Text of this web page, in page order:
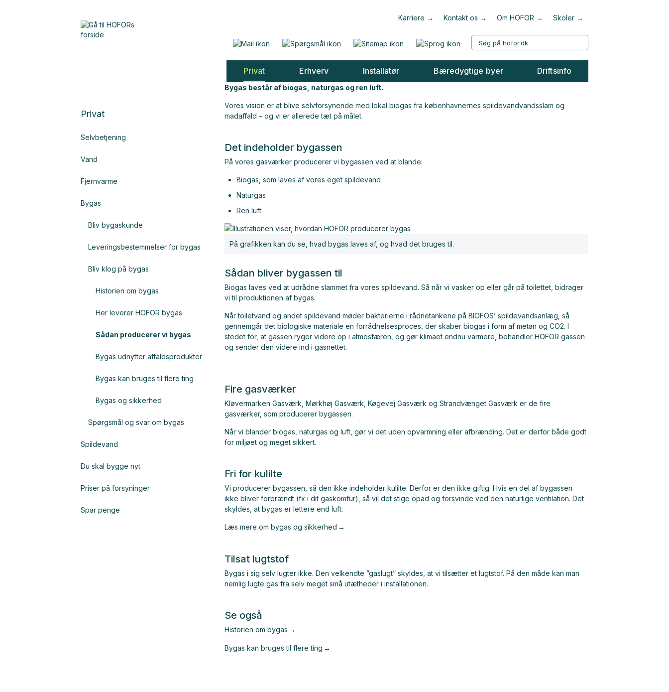
Karriere Kontakt os Om HOFOR Skoler
Privat Erhverv Installatør Bæredygtige byer Driftsinfo
Bygas består af biogas, naturgas og ren luft.
Vores vision er at blive selvforsynende med lokal biogas fra københavnernes spildevandvandsslam og
madaffald – og vi er allerede tæt på målet.
Det indeholder bygassen
På vores gasværker producerer vi bygassen ved at blande:
Biogas, som laves af vores eget spildevand
Naturgas
Ren luft
På grafikken kan du se, hvad bygas laves af, og hvad det bruges til.
Sådan bliver bygassen til
Biogas laves ved at udrådne slammet fra vores spildevand. Så når vi vasker op eller går på toilettet, bidrager
vi til produktionen af bygas.
Når toiletvand og andet spildevand møder bakterierne i rådnetankene på BIOFOS’ spildevandsanlæg, så
gennemgår det biologiske materiale en forrådnelsesproces, der skaber biogas i form af metan og CO2. I
stedet for, at gassen ryger videre op i atmosfæren, og gør klimaet endnu varmere, behandler HOFOR gassen
og sender den videre ind i gasnettet.
Fire gasværker
Kløvermarken Gasværk, Mørkhøj Gasværk, Køgevej Gasværk og Strandvænget Gasværk er de fire
gasværker, som producerer bygassen.
Når vi blander biogas, naturgas og luft, gør vi det uden opvarmning eller afbrænding. Det er derfor både godt
for miljøet og meget sikkert.
Fri for kulilte
Vi producerer bygassen, så den ikke indeholder kulilte. Derfor er den ikke giftig. Hvis en del af bygassen
ikke bliver forbrændt (fx i dit gaskomfur), så vil det stige opad og forsvinde ved den naturlige ventilation. Det
skyldes, at bygas er lettere end luft.
Læs mere om bygas og sikkerhed
Tilsat lugtstof
Bygas i sig selv lugter ikke. Den velkendte ”gaslugt” skyldes, at vi tilsætter et lugtstof. På den måde kan man
nemlig lugte gas fra selv meget små utætheder i installationen.
Se også
Historien om bygas
Bygas kan bruges til flere ting
Privat
Selvbetjening
Vand
Fjernvarme
Bygas
Bliv bygaskunde
Leveringsbestemmelser for bygas
Bliv klog på bygas
Historien om bygas
Her leverer HOFOR bygas
Sådan producerer vi bygas
Bygas udnytter affaldsprodukter
Bygas kan bruges til flere ting
Bygas og sikkerhed
Spørgsmål og svar om bygas
Spildevand
Du skal bygge nyt
Priser på forsyninger
Spar penge